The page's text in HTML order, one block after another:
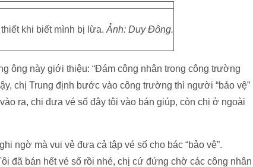
khi biết mình bị lừa. Ảnh: Duy Đông.
ông này giới thiệu: “Đám công nhân trong công trường
chị Trung định bước vào công trường thì người “bảo vệ”
ra, chị đưa vé số đây tôi vào bán giúp, còn chị ở ngoài
ngờ mà vui vẻ đưa cả tập vé số cho bác “bảo vệ”.
đã bán hết vé số rồi nhé, chị cứ đứng chờ các công nhân